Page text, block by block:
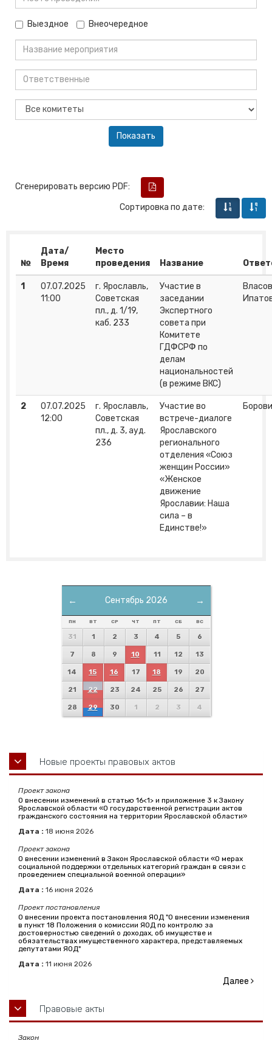
Выездное Внеочередное
Сгенерировать версию PDF:
Сортировка по дате:
№
Дата/
Время
Место
проведения
Название
1
07.07.2025
11:00
г. Ярославль,
Советская
пл., д. 1/19,
каб. 233
Участие в
заседании
Экспертного
совета при
Комитете
ГДФСРФ по
делам
национальностей
(в режиме ВКС)
2
07.07.2025
12:00
г. Ярославль,
Советская
пл., д. 3, ауд.
236
Участие во
встрече-диалоге
Ярославского
регионального
отделения «Союз
женщин России»
«Женское
движение
Ярославии: Наша
сила – в
Единстве!»
← →
Сентябрь 2026
ПН ВТ СР ЧТ ПТ СБ ВС
31 1 2 3 4 5 6
7 8 9 10 11 12 13
14 15 16 17 18 19 20
21 22 23 24 25 26 27
28 29 30 1 2 3 4
Новые проекты правовых актов
Проект закона
О внесении изменений в статью 16<1> и приложение 3 к Закону
Ярославской области «О государственной регистрации актов
гражданского состояния на территории Ярославской области»
Дата : 18 июня 2026
Проект закона
О внесении изменений в Закон Ярославской области «О мерах
социальной поддержки отдельных категорий граждан в связи с
проведением специальной военной операции»
Дата : 16 июня 2026
Проект постановления
О внесении проекта постановления ЯОД "О внесении изменения
в пункт 18 Положения о комиссии ЯОД по контролю за
достоверностью сведений о доходах, об имуществе и
обязательствах имущественного характера, представляемых
депутатами ЯОД"
Дата : 11 июня 2026
Далее
Правовые акты
Закон